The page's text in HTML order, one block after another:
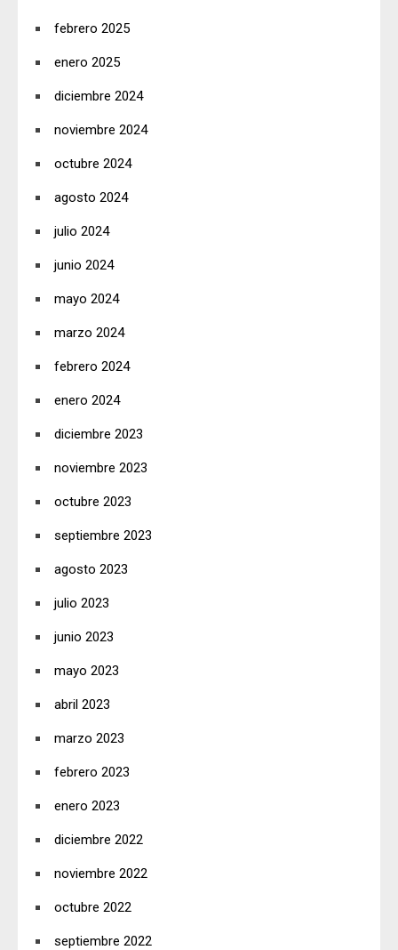
febrero 2025
enero 2025
diciembre 2024
noviembre 2024
octubre 2024
agosto 2024
julio 2024
junio 2024
mayo 2024
marzo 2024
febrero 2024
enero 2024
diciembre 2023
noviembre 2023
octubre 2023
septiembre 2023
agosto 2023
julio 2023
junio 2023
mayo 2023
abril 2023
marzo 2023
febrero 2023
enero 2023
diciembre 2022
noviembre 2022
octubre 2022
septiembre 2022